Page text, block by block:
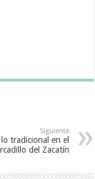
Siguiente
tradicional en el
del Zacatín